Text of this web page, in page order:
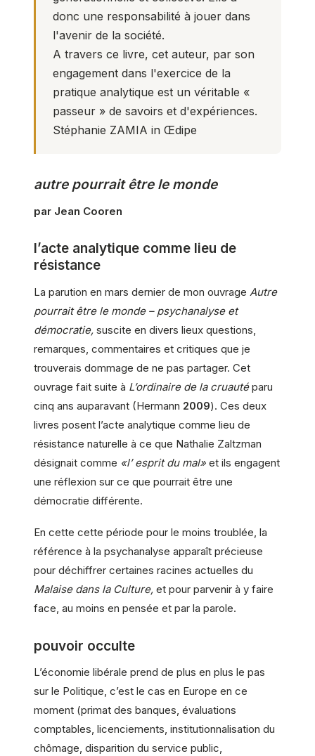
donc une responsabilité à jouer dans
l'avenir de la société.
A travers ce livre, cet auteur, par son
engagement dans l'exercice de la
pratique analytique est un véritable «
passeur » de savoirs et d'expériences.
Stéphanie ZAMIA in Œdipe
autre pourrait être le monde
par Jean Cooren
l’acte analytique comme lieu de
résistance
La parution en mars dernier de mon ouvrage Autre
pourrait être le monde – psychanalyse et
démocratie, suscite en divers lieux questions,
remarques, commentaires et critiques que je
trouverais dommage de ne pas partager. Cet
ouvrage fait suite à L’ordinaire de la cruautéparu
cinq ans auparavant (Hermann 2009). Ces deux
livres posent l’acte analytique comme lieu de
résistance naturelle à ce que Nathalie Zaltzman
désignait comme «l’ esprit du mal» et ils engagent
une réflexion sur ce que pourrait être une
démocratie différente.
En cette cette période pour le moins troublée, la
référence à la psychanalyse apparaît précieuse
pour déchiffrer certaines racines actuelles du
Malaise dans la Culture, et pour parvenir à y faire
face, au moins en pensée et par la parole.
pouvoir occulte
L’économie libérale prend de plus en plus le pas
sur le Politique, c’est le cas en Europe en ce
moment (primat des banques, évaluations
comptables, licenciements, institutionnalisation du
chômage, disparition du service public,